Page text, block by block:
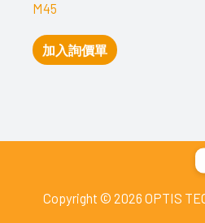
M45
加入詢價單
Copyright © 2026 OPTIS